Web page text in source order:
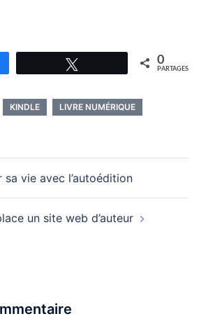
0
PARTAGES
KINDLE LIVRE NUMÉRIQUE
sa vie avec l’autoédition
un site web d’auteur